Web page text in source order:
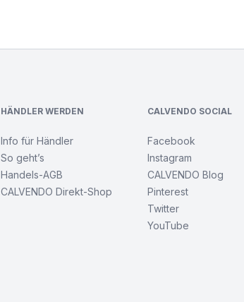
HÄNDLER WERDEN
Info für Händler
So geht’s
Handels-AGB
CALVENDO Direkt-Shop
CALVENDO SOCIAL
Facebook
Instagram
CALVENDO Blog
Pinterest
Twitter
YouTube